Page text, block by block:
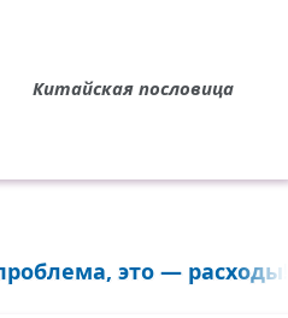
Китайская пословица
это — расходы!..